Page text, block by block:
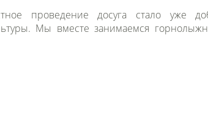
проведение досуга стало уже
Мы вместе занимаемся